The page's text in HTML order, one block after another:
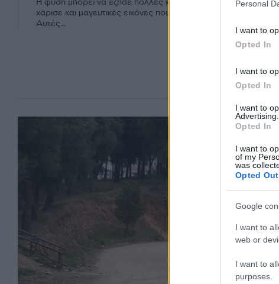
Personal
I want to
Opted In
I want to
Opted In
I want to
Advertising.
Opted In
I want to
of my
was
Opted Out
Google
I want to
web or
I want to
purposes.
Η φύση μπορεί να έζησε πολλές και μεγάλες καταστροφές,
χάρισε και μαγευτικές εικόνες που αιχμαλώτισε ο
Αυτές...